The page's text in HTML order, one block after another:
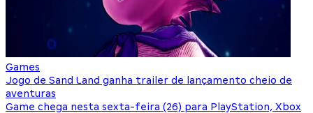
Games
Jogo de Sand Land ganha trailer de lançamento cheio de
aventuras
Game chega nesta sexta-feira (26) para PlayStation, Xbox